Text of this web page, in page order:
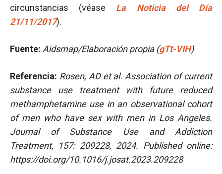
circunstancias (véase La Noticia del Día
21/11/2017).
Fuente: Aidsmap/Elaboración propia (gTt-VIH)
Referencia: Rosen, AD et al. Association of current
substance use treatment with future reduced
methamphetamine use in an observational cohort
of men who have sex with men in Los Angeles.
Journal of Substance Use and Addiction
Treatment, 157: 209228, 2024. Published online:
https://doi.org/10.1016/j.josat.2023.209228